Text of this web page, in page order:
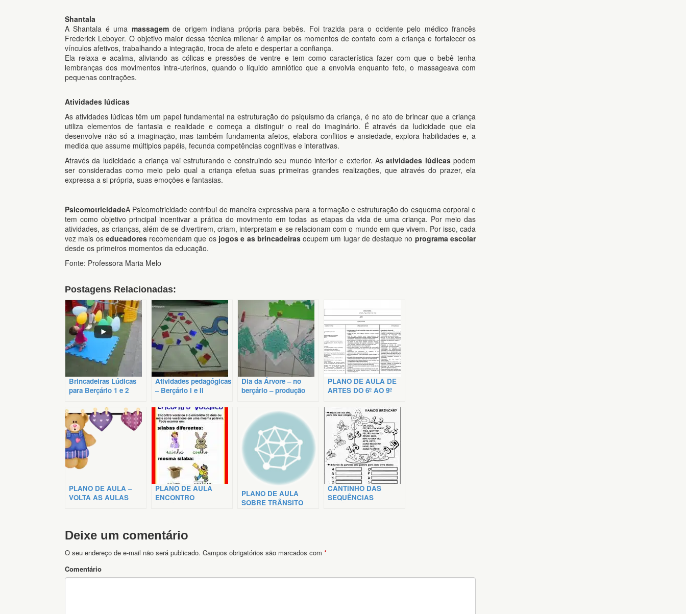
Shantala
A Shantala é uma massagemde origem indiana própria para bebês. Foi trazida para o ocidente pelo médico francês
Frederick Leboyer. O objetivo maior dessa técnica milenar é ampliar os momentos de contato com a criança e fortalecer os
vínculos afetivos, trabalhando a integração, troca de afeto e despertar a confiança.
Ela relaxa e acalma, aliviando as cólicas e pressões de ventre e tem como característica fazer com que o bebê tenha
lembranças dos movimentos intra-uterinos, quando o líquido amniótico que a envolvia enquanto feto, o massageava com
pequenas contrações.
Atividades lúdicas
As atividades lúdicas têm um papel fundamental na estruturação do psiquismo da criança, é no ato de brincar que a criança
utiliza elementos de fantasia e realidade e começa a distinguir o real do imaginário. É através da ludicidade que ela
desenvolve não só a imaginação, mas também fundamenta afetos, elabora conflitos e ansiedade, explora habilidades e, a
medida que assume múltiplos papéis, fecunda competências cognitivas e interativas.
Através da ludicidade a criança vai estruturando e construindo seu mundo interior e exterior. Asatividades lúdicaspodem
ser consideradas como meio pelo qual a criança efetua suas primeiras grandes realizações, que através do prazer, ela
expressa a si própria, suas emoções e fantasias.
PsicomotricidadeA Psicomotricidade contribui de maneira expressiva para a formação e estruturação do esquema corporal e
tem como objetivo principal incentivar a prática do movimento em todas as etapas da vida de uma criança. Por meio das
atividades, as crianças, além de se divertirem, criam, interpretam e se relacionam com o mundo em que vivem. Por isso, cada
vez mais os educadores recomendam que osjogos e as brincadeirasocupem um lugar de destaque no programa escolar
desde os primeiros momentos da educação.
Fonte: Professora Maria Melo
Postagens Relacionadas:
Brincadeiras Lúdicas
para Berçário 1 e 2
Atividades pedagógicas
– Berçário I e II
Dia da Árvore – no
berçário – produção
PLANO DE AULA DE
ARTES DO 6º AO 9º
PLANO DE AULA –
VOLTA AS AULAS
PLANO DE AULA
ENCONTRO
VOCÁLICO
PLANO DE AULA
SOBRE TRÂNSITO
CANTINHO DAS
SEQUÊNCIAS
DIDÁTICAS + PLANO
Deixe um comentário
O seu endereço de e-mail não será publicado. Campos obrigatórios são marcados com *
Comentário